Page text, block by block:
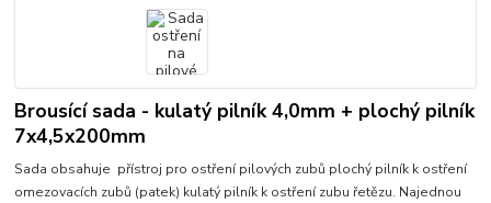
Brousící sada - kulatý pilník 4,0mm + plochý pilník
7x4,5x200mm
Sada obsahuje přístroj pro ostření pilových zubů plochý pilník k ostření
omezovacích zubů (patek) kulatý pilník k ostření zubu řetězu. Najednou